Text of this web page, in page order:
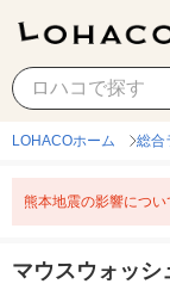
マウスウォッシ
LOHACOホーム 総合
熊本地震の影響につい
マウスウォッシ